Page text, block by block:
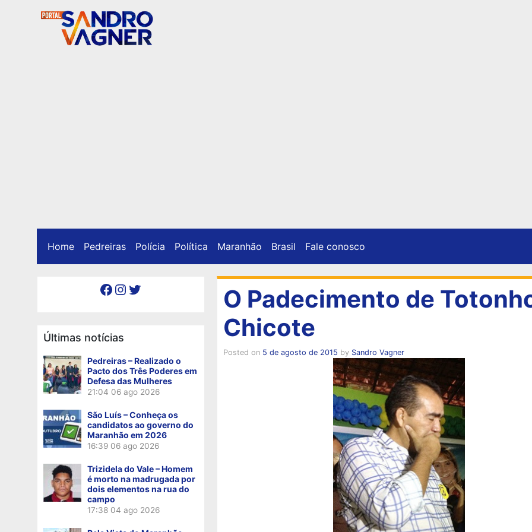
Home Pedreiras Polícia Política Maranhão Brasil Fale conosco
Facebook Instagram Twitter
Últimas notícias
Pedreiras – Realizado o
Pacto dos Três Poderes em
Defesa das Mulheres
21:04 06 ago 2026
São Luís – Conheça os
candidatos ao governo do
Maranhão em 2026
16:39 06 ago 2026
Trizidela do Vale – Homem
é morto na madrugada por
dois elementos na rua do
campo
17:38 04 ago 2026
O Padecimento de
Chicote
Posted on 5 de agosto de 2015 by Sandro Vagner